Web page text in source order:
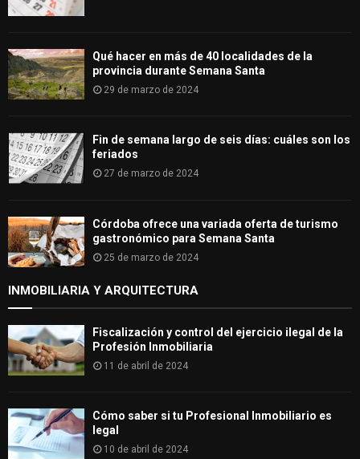
Qué hacer en más de 40 localidades de la
provincia durante Semana Santa
29 de marzo de 2024
Fin de semana largo de seis días: cuáles son los
feriados
27 de marzo de 2024
Córdoba ofrece una variada oferta de turismo
gastronómico para Semana Santa
25 de marzo de 2024
INMOBILIARIA Y ARQUITECTURA
Fiscalización y control del ejercicio ilegal de la
Profesión Inmobiliaria
11 de abril de 2024
Cómo saber si tu Profesional Inmobiliario es
legal
10 de abril de 2024